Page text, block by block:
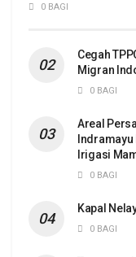
0 BAGI
Cegah
Migran
0 BAGI
Areal
Irigasi
0 BAGI
Kapal
0 BAGI